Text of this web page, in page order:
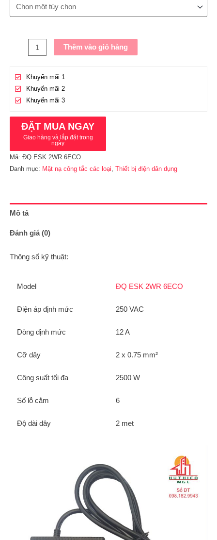
Thêm vào giỏ hàng
Khuyến mãi 1
Khuyến mãi 2
Khuyến mãi 3
ĐẶT MUA NGAY
Giao hàng và lắp đặt trong
ngày
Mã: ĐQ ESK 2WR 6ECO
Danh mục: Mặt nạ công tắc các loại, Thiết bị điện dân dụng
Mô tả
Đánh giá (0)
Thông số kỹ thuật:
Model ĐQ ESK 2WR 6ECO
Điện áp định mức 250 VAC
Dòng định mức 12 A
Cỡ dây 2 x 0.75 mm²
Công suất tối đa 2500 W
Số lỗ cắm 6
Độ dài dây 2 met